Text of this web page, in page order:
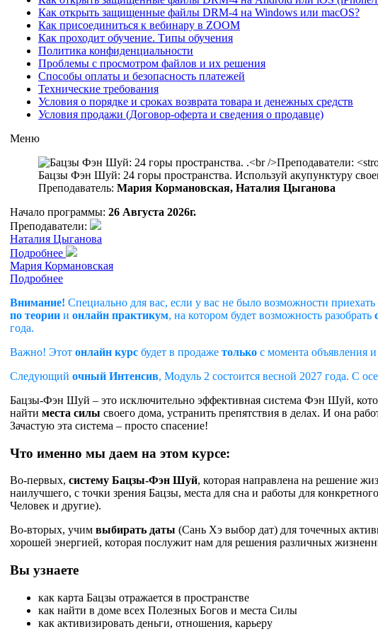
Как открыть защищенные файлы DRM-4 на Windows или macOS?
Как присоединиться к вебинару в ZOOM
Как проходит обучение. Типы обучения
Политика конфиденциальности
Проблемы с просмотром файлов и их решения
Способы оплаты и безопасность платежей
Технические требования
Условия о порядке и сроках возврата товара и денежных средств
Условия продажи (Договор-оферта и сведения о продавце)
Меню
Бацзы Фэн Шуй: 24 горы пространства. Используй акупунктуру
Преподаватель: Мария Кормановская, Наталия Цыганова
Начало программы: 26 Августа 2026г.
Преподаватели:
Наталия Цыганова
Подробнее
Мария Кормановская
Подробнее
Внимание! Специально для вас, если у вас не было возможности
по теории и онлайн практикум, на котором будет возможность разобрать
года.
Важно! Этот онлайн курс будет в продаже только с момента объявления
Следующий очный Интенсив, Модуль 2 состоится весной 2027 года. С
Бацзы-Фэн Шуй – это исключительно эффективная система Фэн Шуй,
найти места силы своего дома, устранить препятствия в делах. И она
Зачастую эта система – просто спасение!
Что именно мы даем на этом курсе:
Во-первых, систему Бацзы-Фэн Шуй, которая направлена на решение
наилучшего, с точки зрения Бацзы, места для сна и работы для
Человек и другие).
Во-вторых, учим выбирать даты (Сань Хэ выбор дат) для точечных
хорошей энергией, которая послужит нам для решения различных
Вы узнаете
как карта Бацзы отражается в пространстве
как найти в доме всех Полезных Богов и места Силы
как активизировать деньги, отношения, карьеру